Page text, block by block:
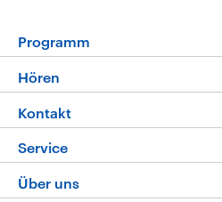
Programm
Die Nachrichten
Nachrichtenleicht
Neue Beiträge auf dlf.de
Hören
Livestream
Podcasts
Deutschlandfunk App
Kontakt
Hörerservice
Service
FAQ
Über uns